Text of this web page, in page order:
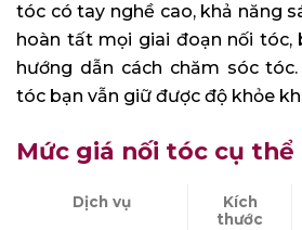
tóc có tay nghề cao, khả năng
hoàn tất mọi giai đoạn nối tóc,
hướng dẫn cách chăm sóc
tóc bạn vẫn giữ được độ khỏe
Mức giá nối tóc cụ thể
Dịch vụ
Kích
thước